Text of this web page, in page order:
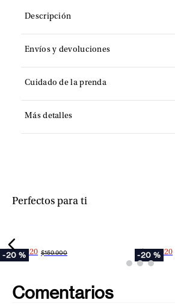
Descripción
Envíos y devoluciones
Cuidado de la prenda
Más detalles
Perfectos para ti
-20 %
+
$127.920 $159.900 -20 %
$239.920
Comentarios